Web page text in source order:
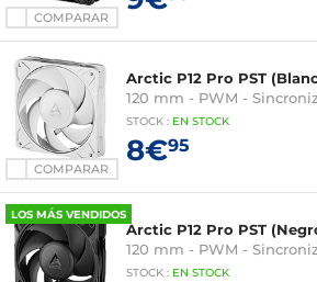
COMPARAR
COMPARAR
Arctic P12 Pro PST
120 mm - PWM -
STOCK : EN STOCK
8€95
LOS MÁS VENDIDOS
Arctic P12 Pro PST
120 mm - PWM -
STOCK : EN STOCK